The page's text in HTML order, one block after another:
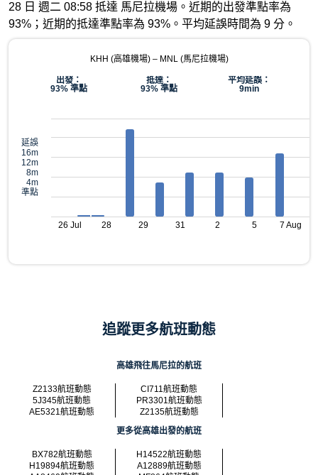
28 日 週二 08:58 抵達 馬尼拉機場。近期的出發準點率為
93%；近期的抵達準點率為 93%。平均延誤時間為 9 分。
KHH (高雄機場) – MNL (馬尼拉機場)
出發：
93% 準點
抵達：
93% 準點
平均延誤：
9min
延誤
16m
12m
8m
4m
準點
26 Jul 28 29 31 2 5 7 Aug
追蹤更多航班動態
高雄飛往馬尼拉的航班
Z2133航班動態
CI711航班動態
5J345航班動態
PR3301航班動態
AE5321航班動態
Z2135航班動態
更多從高雄出發的航班
BX782航班動態
H14522航班動態
H19894航班動態
A12889航班動態